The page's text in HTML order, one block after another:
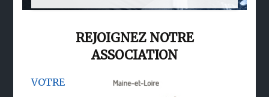
REJOIGNEZ NOTRE
ASSOCIATION
VOTRE